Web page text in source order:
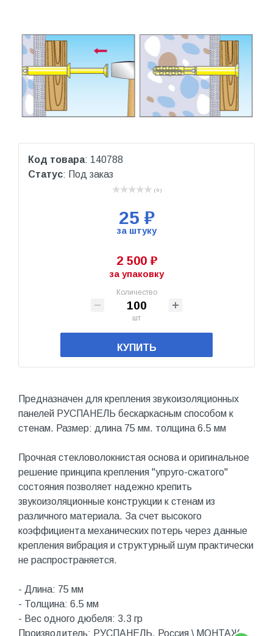
Код товара: 140788
Статус: Под заказ
( 0 )
25 ₽
за штуку
2 500 ₽
за упаковку
Количество
шт
КУПИТЬ
Предназначен для крепления звукоизоляционных
панелей РУСПАНЕЛЬ бескаркасным способом к
стенам. Размер: длина 75 мм. толщина 6.5 мм
Прочная стекловолокнистая основа и оригинальное
решение принципа крепления "упруго-сжатого"
состояния позволяет надежно крепить
звукоизоляционные конструкции к стенам из
различного материала. За счет высокого
коэффициента механических потерь через данные
крепления вибрация и структурный шум практически
не распространяется.
- Длина: 75 мм
- Толщина: 6.5 мм
- Вес одного дюбеля: 3.3 гр
Производитель: РУСПАНЕЛЬ. Россия \ МОНТАЖ